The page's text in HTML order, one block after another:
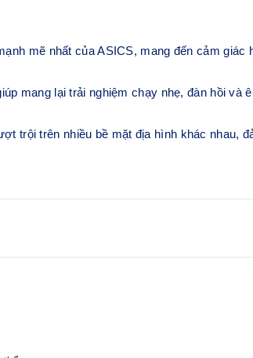
mẽ nhất của ASICS, mang đến cảm
mang lại trải nghiệm chạy nhẹ, đàn hồi và
trội trên nhiều bề mặt địa hình khác nhau,
lớp phủ
từng